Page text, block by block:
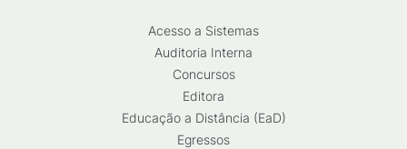
Acesso a Sistemas
Auditoria Interna
Concursos
Editora
Educação a Distância (EaD)
Egressos